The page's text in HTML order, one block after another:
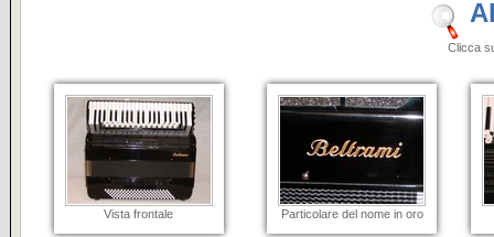
Clicca sulle
Vista frontale Particolare del nome in oro